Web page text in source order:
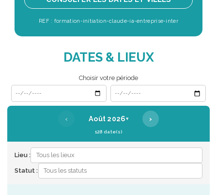
REF : formation-initiation-claude-ia-entreprise-inter
DATES & LIEUX
Choisir votre période
Date de début
Date de fin
‹ Août 2026▾ ›
128 date(s)
Lieu :
Statut :